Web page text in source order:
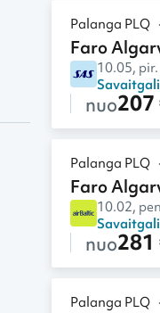
Palanga PLQ
Faro
10.05, pir.
nuo207
Palanga PLQ
Faro
10.02,
nuo281
Palanga PLQ